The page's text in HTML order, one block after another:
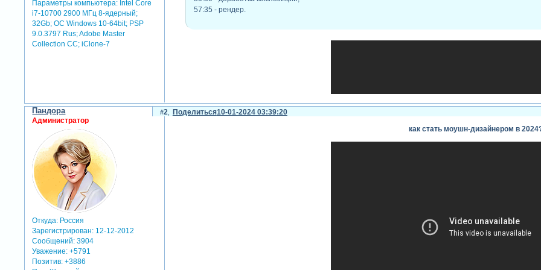
Параметры компьютера: Intel Core
i7-10700 2900 МГц 8-ядерный;
32Gb; ОС Windows 10-64bit; PSP
9.0.3797 Rus; Adobe Master
Collection СС; iClone-7
57:35 - рендер.
Поделиться
2 10-01-2024 03:39:20
Пандора
Администратор
Откуда: Россия
Зарегистрирован: 12-12-2012
Сообщений: 3904
Уважение: +5791
Позитив: +3886
как стать моушн-дизайнером в